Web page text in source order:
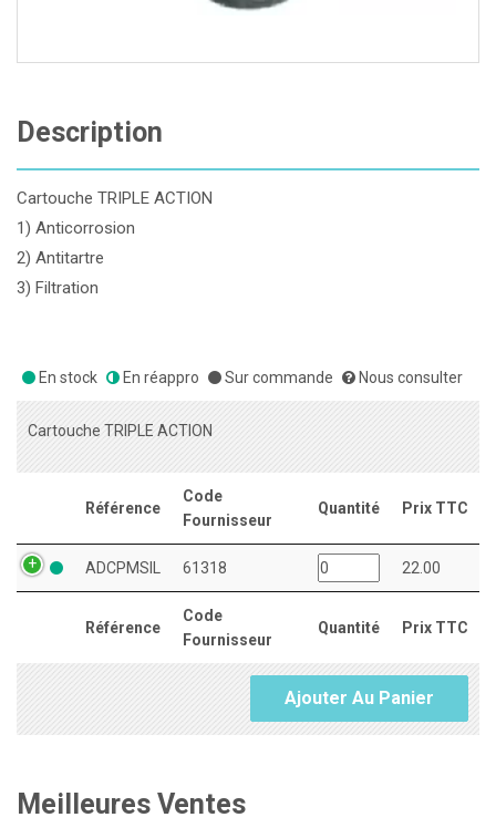
Description
Cartouche TRIPLE ACTION
1) Anticorrosion
2) Antitartre
3) Filtration
En stock En réappro Sur commande Nous consulter
Cartouche TRIPLE ACTION
Référence
Code
Fournisseur
Quantité Prix TTC
Référence
Code
Fournisseur
Quantité Prix TTC
ADCPMSIL 61318 22.00
Ajouter Au Panier
Meilleures Ventes